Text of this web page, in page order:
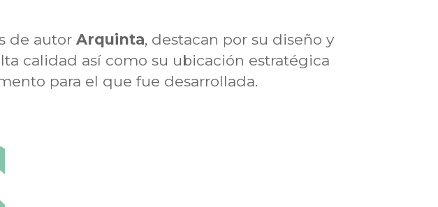
de autorArquinta, destacan por su diseño y
calidad así como su ubicación estratégica
para el que fue desarrollada.